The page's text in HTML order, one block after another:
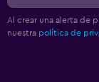
Al crear una alerta de
nuestra política de